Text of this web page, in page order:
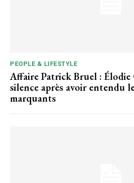
PEOPLE & LIFESTYLE
Affaire Patrick Bruel : Élodie Gossuin brise le
silence après avoir entendu
marquants